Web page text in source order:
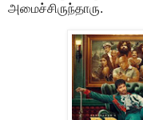
அமைச்சிருந்தாரு.